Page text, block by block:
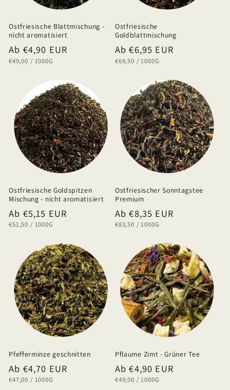
Ostfriesische Blattmischung -
nicht aromatisiert
Normaler
Preis
Ab €4,90 EUR
GRUNDPREIS
€49,00 / PRO
1000G
Ostfriesische
Goldblattmischung
Normaler
Preis
Ab €6,95 EUR
GRUNDPREIS
€69,50 / PRO
1000G
Ostfriesische Goldspitzen
Mischung - nicht aromatisiert
Normaler
Preis
Ab €5,15 EUR
GRUNDPREIS
€51,50 / PRO
1000G
Ostfriesischer Sonntagstee
Premium
Normaler
Preis
Ab €8,35 EUR
GRUNDPREIS
€83,50 / PRO
1000G
Pfefferminze geschnitten
Normaler
Preis
Ab €4,70 EUR
GRUNDPREIS
€47,00 / PRO
1000G
Pflaume Zimt - Grüner Tee
Normaler
Preis
Ab €4,90 EUR
GRUNDPREIS
€49,00 / PRO
1000G